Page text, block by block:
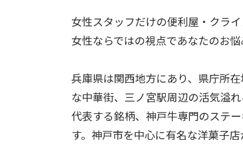
女性スタッフだけの便利屋・クラ
女性ならではの視点であなたのお
兵庫県は関西地方にあり、県庁所
な中華街、三ノ宮駅周辺の活気溢
代表する銘柄、神戸牛専門のステ
す。神戸市を中心に有名な洋菓子